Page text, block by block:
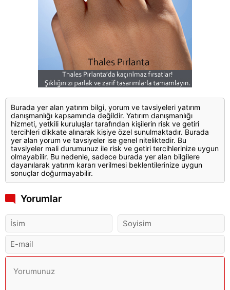
Burada yer alan yatırım bilgi, yorum ve tavsiyeleri yatırım
danışmanlığı kapsamında değildir. Yatırım danışmanlığı
hizmeti, yetkili kuruluşlar tarafından kişilerin risk ve getiri
tercihleri dikkate alınarak kişiye özel sunulmaktadır. Burada
yer alan yorum ve tavsiyeler ise genel niteliktedir. Bu
tavsiyeler mali durumunuz ile risk ve getiri tercihlerinize uygun
olmayabilir. Bu nedenle, sadece burada yer alan bilgilere
dayanılarak yatırım kararı verilmesi beklentilerinize uygun
sonuçlar doğurmayabilir.
Yorumlar